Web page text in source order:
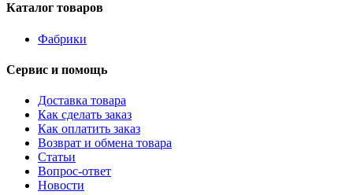
Каталог товаров
Фабрики
Сервис и помощь
Доставка товара
Как сделать заказ
Как оплатить заказ
Возврат и обмена товара
Статьи
Вопрос-ответ
Новости